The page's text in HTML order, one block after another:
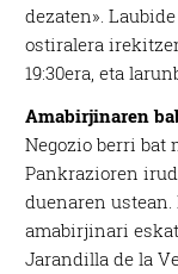
dezaten».
ostiralera
19:30era, eta
Amabirjinaren
Negozio berri bat
Pankrazioren
duenaren ustean.
amabirjinari
Jarandilla de la